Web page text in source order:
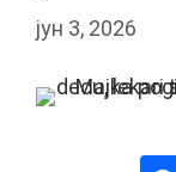
јун 3, 2026